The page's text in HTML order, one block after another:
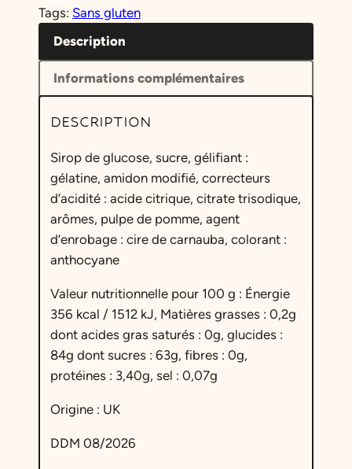
t
é
d
e
S
q
a
s
h
i
e
s
m
b
i
e
Tags: Sans gluten
Description
Informations complémentaires
DESCRIPTION
Sirop de glucose, sucre, gélifiant :
gélatine, amidon modifié, correcteurs
d’acidité : acide citrique, citrate trisodique,
arômes, pulpe de pomme, agent
d’enrobage : cire de carnauba, colorant :
anthocyane
Valeur nutritionnelle pour 100 g : Énergie
356 kcal / 1512 kJ, Matières grasses : 0,2g
dont acides gras saturés : 0g, glucides :
84g dont sucres : 63g, fibres : 0g,
protéines : 3,40g, sel : 0,07g
Origine : UK
DDM 08/2026